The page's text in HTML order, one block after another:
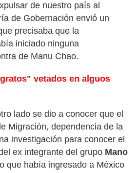
de nuestro país al
de Gobernación envió un
precisaba que la
iniciado ninguna
de Manu Chao.
vetados en alguos
lado se dio a conocer que el
Migración, dependencia de la
investigación para conocer el
ex integrante del grupo Mano
que había ingresado a México